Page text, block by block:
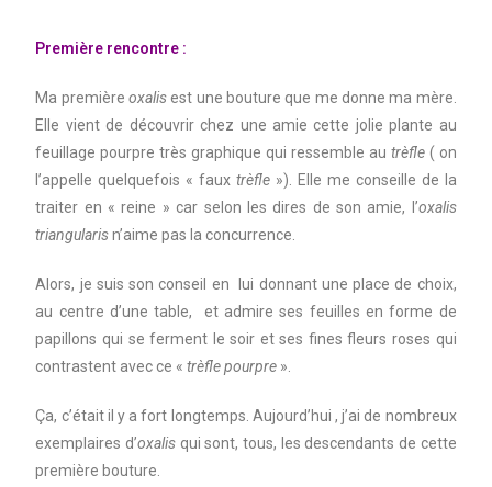
Première rencontre :
Ma premièreoxalisest une bouture que me donne ma mère.
Elle vient de découvrir chez une amie cette jolie plante au
feuillage pourpre très graphique qui ressemble au trèfle( on
l’appelle quelquefois « fauxtrèfle »). Elle me conseille de la
traiter en « reine » car selon les dires de son amie, l’oxalis
triangularisn’aime pas la concurrence.
Alors, je suis son conseil en lui donnant une place de choix,
au centre d’une table, et admire ses feuilles en forme de
papillons qui se ferment le soir et ses fines fleurs roses qui
contrastent avec ce « trèfle pourpre ».
Ça, c’était il y a fort longtemps. Aujourd’hui , j’ai de nombreux
exemplaires d’oxalis qui sont, tous, les descendants de cette
première bouture.